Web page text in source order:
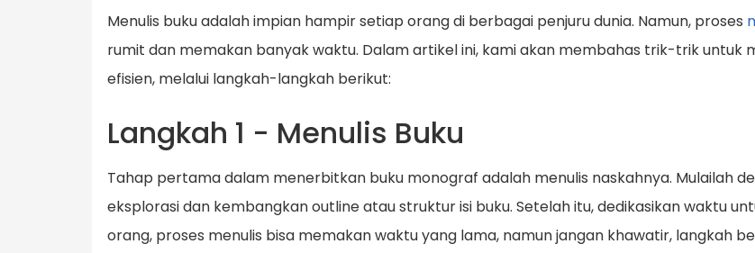
Menulis buku adalah impian hampir setiap orang di berbagai penjuru dunia. Namun, proses
rumit dan memakan banyak waktu. Dalam artikel ini, kami akan membahas trik-trik
efisien, melalui langkah-langkah berikut:
Langkah 1 - Menulis Buku
Tahap pertama dalam menerbitkan buku monograf adalah menulis naskahnya. Mulailah
eksplorasi dan kembangkan outline atau struktur isi buku. Setelah itu, dedikasikan waktu
orang, proses menulis bisa memakan waktu yang lama, namun jangan khawatir, langkah